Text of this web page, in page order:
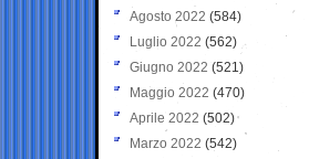
Agosto 2022 (584)
Luglio 2022 (562)
Giugno 2022 (521)
Maggio 2022 (470)
Aprile 2022 (502)
Marzo 2022 (542)